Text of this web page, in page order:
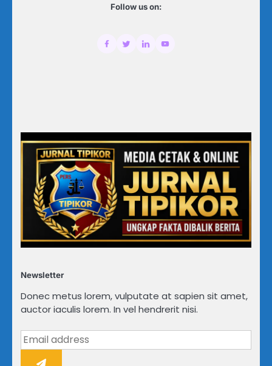
Follow us on:
Newsletter
Donec metus lorem, vulputate at sapien sit amet,
auctor iaculis lorem. In vel hendrerit nisi.